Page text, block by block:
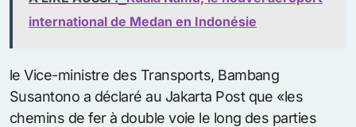
international de Medan en Indonésie
le Vice-ministre des Transports, Bambang
Susantono a déclaré au Jakarta Post que «les
chemins de fer à double voie le long des parties